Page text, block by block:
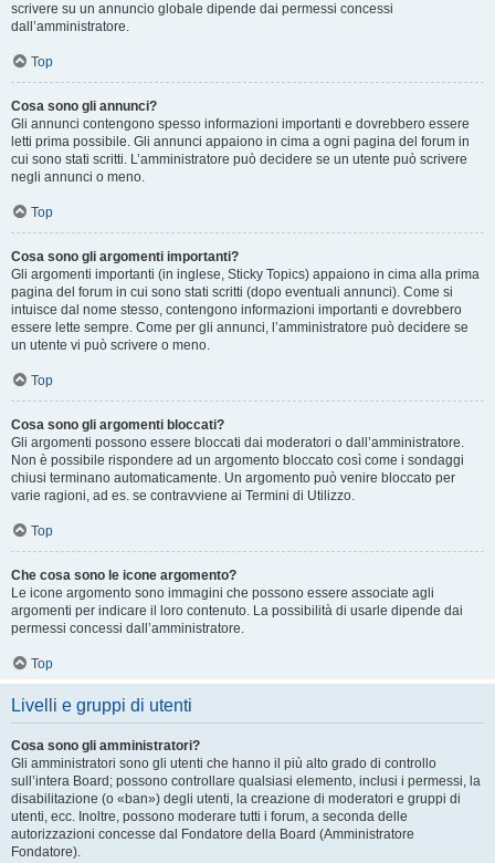
scrivere su un annuncio globale dipende dai permessi concessi
dall’amministratore.
Top
Cosa sono gli annunci?
Gli annunci contengono spesso informazioni importanti e dovrebbero essere
letti prima possibile. Gli annunci appaiono in cima a ogni pagina del forum in
cui sono stati scritti. L’amministratore può decidere se un utente può scrivere
negli annunci o meno.
Top
Cosa sono gli argomenti importanti?
Gli argomenti importanti (in inglese, Sticky Topics) appaiono in cima alla prima
pagina del forum in cui sono stati scritti (dopo eventuali annunci). Come si
intuisce dal nome stesso, contengono informazioni importanti e dovrebbero
essere lette sempre. Come per gli annunci, l’amministratore può decidere se
un utente vi può scrivere o meno.
Top
Cosa sono gli argomenti bloccati?
Gli argomenti possono essere bloccati dai moderatori o dall’amministratore.
Non è possibile rispondere ad un argomento bloccato così come i sondaggi
chiusi terminano automaticamente. Un argomento può venire bloccato per
varie ragioni, ad es. se contravviene ai Termini di Utilizzo.
Top
Che cosa sono le icone argomento?
Le icone argomento sono immagini che possono essere associate agli
argomenti per indicare il loro contenuto. La possibilità di usarle dipende dai
permessi concessi dall’amministratore.
Top
Livelli e gruppi di utenti
Cosa sono gli amministratori?
Gli amministratori sono gli utenti che hanno il più alto grado di controllo
sull’intera Board; possono controllare qualsiasi elemento, inclusi i permessi, la
disabilitazione (o «ban») degli utenti, la creazione di moderatori e gruppi di
utenti, ecc. Inoltre, possono moderare tutti i forum, a seconda delle
autorizzazioni concesse dal Fondatore della Board (Amministratore
Fondatore).